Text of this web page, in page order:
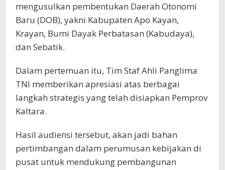
mengusulkan pembentukan Daerah Otonomi
Baru (DOB), yakni Kabupaten Apo Kayan,
Krayan, Bumi Dayak Perbatasan (Kabudaya),
dan Sebatik.
Dalam pertemuan itu, Tim Staf Ahli Panglima
TNI memberikan apresiasi atas berbagai
langkah strategis yang telah disiapkan Pemprov
Kaltara.
Hasil audiensi tersebut, akan jadi bahan
pertimbangan dalam perumusan kebijakan di
pusat untuk mendukung pembangunan